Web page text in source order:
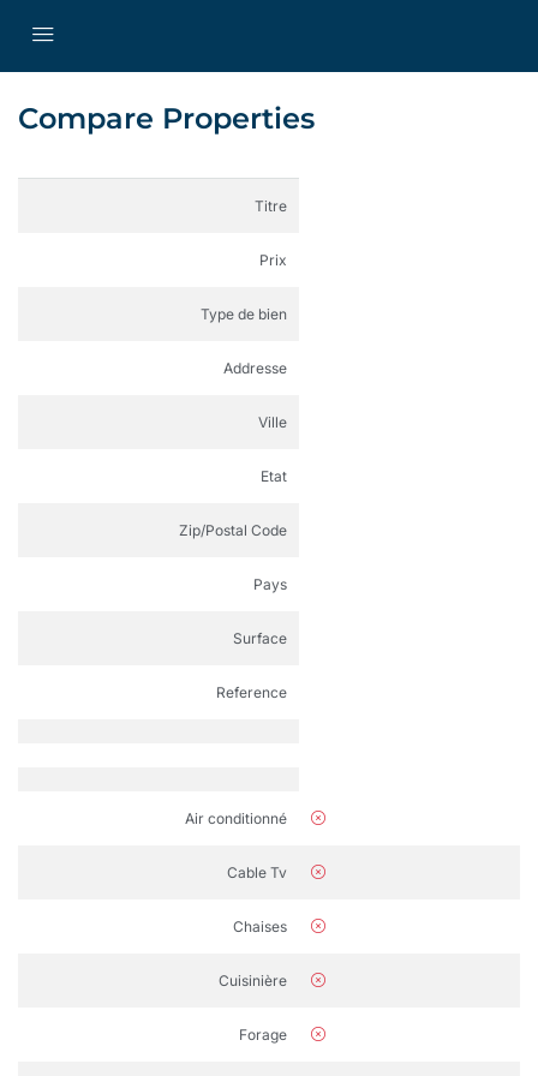
Compare Properties
Titre
Prix
Type de bien
Addresse
Ville
Etat
Zip/Postal Code
Pays
Surface
Reference
Air conditionné
Cable Tv
Chaises
Cuisinière
Forage